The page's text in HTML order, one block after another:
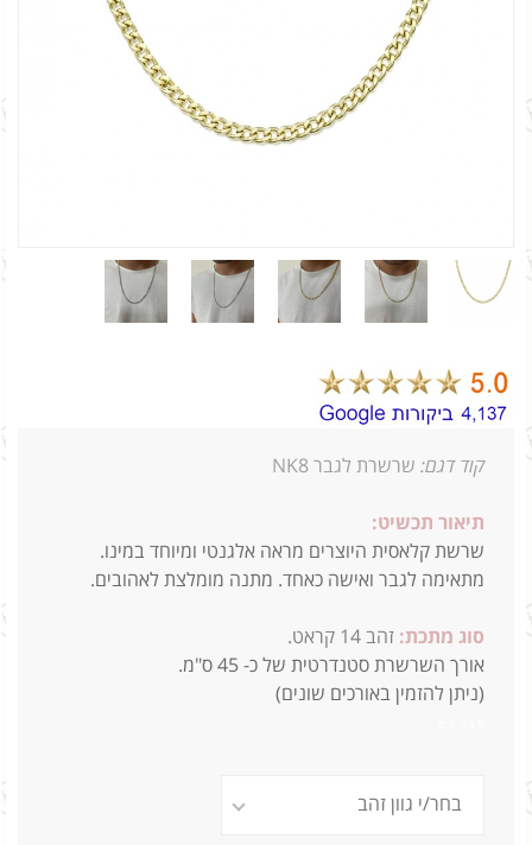
קוד דגם: שרשרת לגבר NK8
תיאור תכשיט:
שרשת קלאסית היוצרים מראה אלגנטי ומיוחד במינו.
מתאימה לגבר ואישה כאחד. מתנה מומלצת לאהובים.
סוג מתכת: זהב 14 קראט.
אורך השרשרת סטנדרטית של כ- 45 ס"מ.
(ניתן להזמין באורכים שונים)